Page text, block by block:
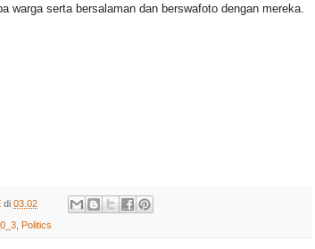
warga serta bersalaman dan berswafoto dengan mereka.
di 03.02
Politics